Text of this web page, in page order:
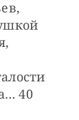
40